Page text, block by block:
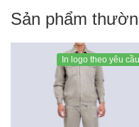
Sản phẩm
In logo theo yêu cầu